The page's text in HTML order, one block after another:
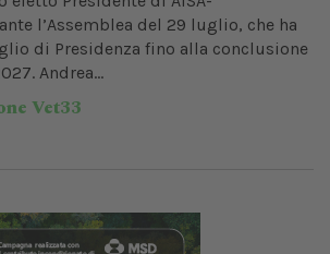
l’Assemblea del 29 luglio, che ha
di Presidenza fino alla conclusione
Andrea...
Vet33